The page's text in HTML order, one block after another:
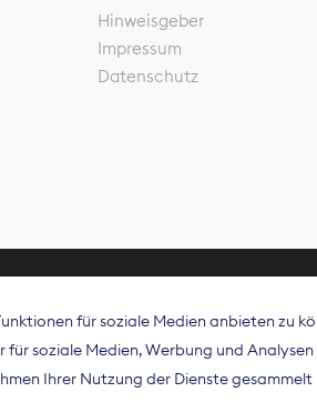
Hinweisgeber
Impressum
Datenschutz
Digitalpublisher und
die Interessen der
EU-Ebene.
für soziale Medien anbieten zu
soziale Medien, Werbung und
Ihrer Nutzung der Dienste